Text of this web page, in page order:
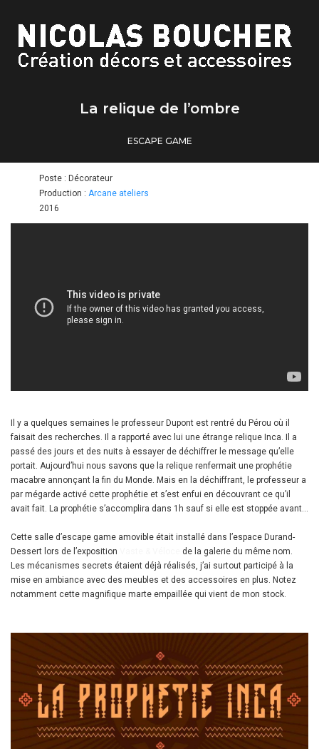
La relique de l’ombre
ESCAPE GAME
Poste : Décorateur
Production : Arcane ateliers
2016
Il y a quelques semaines le professeur Dupont est rentré du Pérou où il
faisait des recherches. Il a rapporté avec lui une étrange relique Inca. Il a
passé des jours et des nuits à essayer de déchiffrer le message qu’elle
portait. Aujourd’hui nous savons que la relique renfermait une prophétie
macabre annonçant la fin du Monde. Mais en la déchiffrant, le professeur a
par mégarde activé cette prophétie et s’est enfui en découvrant ce qu’il
avait fait. La prophétie s’accomplira dans 1h sauf si elle est stoppée avant…
Cette salle d’escape game amovible était installé dans l’espace Durand-
Dessert lors de l’exposition
de la galerie du même nom.
Les mécanismes secrets étaient déjà réalisés, j’ai surtout participé à la
mise en ambiance avec des meubles et des accessoires en plus. Notez
notamment cette magnifique marte empaillée qui vient de mon stock.